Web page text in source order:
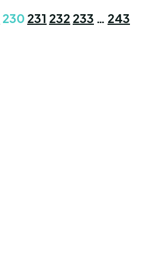
230 231 232 233 … 243